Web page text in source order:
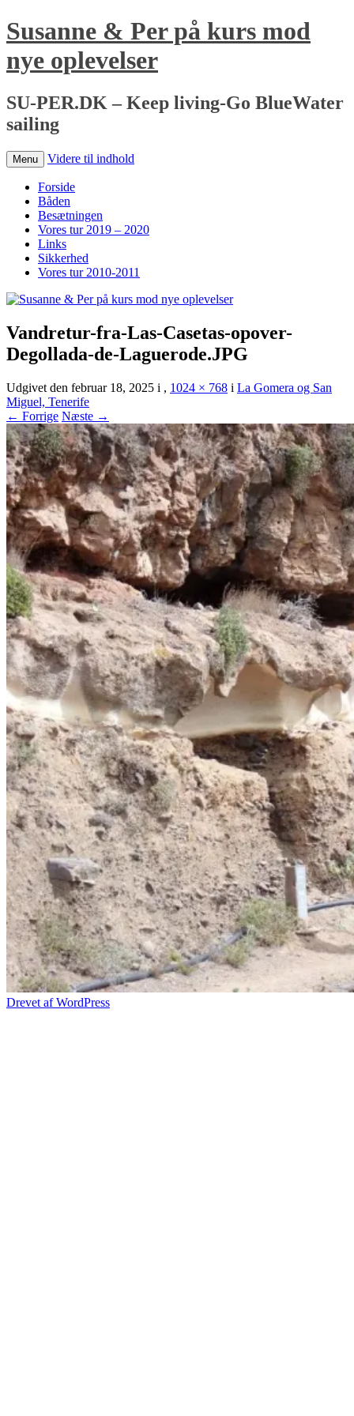
Susanne & Per på kurs mod
nye oplevelser
SU-PER.DK – Keep living-Go BlueWater
sailing
Menu Videre til indhold
Forside
Båden
Besætningen
Vores tur 2019 – 2020
Links
Sikkerhed
Vores tur 2010-2011
Vandretur-fra-Las-Casetas-opover-
Degollada-de-Laguerode.JPG
Udgivet den februar 18, 2025 i , 1024 × 768 i La Gomera og San
Miguel, Tenerife
← Forrige Næste →
Drevet af WordPress